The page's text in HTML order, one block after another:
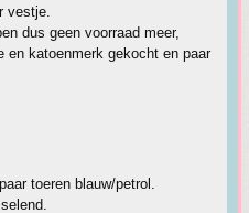
vestje.
dus geen voorraad meer,
en katoenmerk gekocht en paar
toeren blauw/petrol.